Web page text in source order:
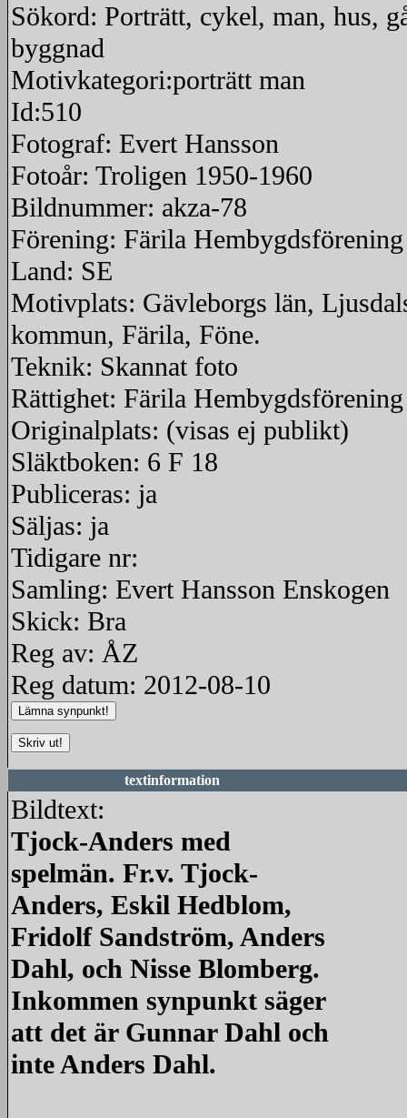
Sökord: Porträtt, cykel, man, hus,
byggnad
Motivkategori:porträtt man
Id:510
Fotograf: Evert Hansson
Fotoår: Troligen 1950-1960
Bildnummer: akza-78
Förening: Färila Hembygdsförening
Land: SE
Motivplats: Gävleborgs län,
kommun, Färila, Föne.
Teknik: Skannat foto
Rättighet: Färila Hembygdsförening
Originalplats: (visas ej publikt)
Släktboken: 6 F 18
Publiceras: ja
Säljas: ja
Tidigare nr:
Samling: Evert Hansson Enskogen
Skick: Bra
Reg av: ÅZ
Reg datum: 2012-08-10
textinformation
Bildtext:
Tjock-Anders med
spelmän. Fr.v. Tjock-
Anders, Eskil Hedblom,
Fridolf Sandström, Anders
Dahl, och Nisse Blomberg.
Inkommen synpunkt säger
att det är Gunnar Dahl och
inte Anders Dahl.